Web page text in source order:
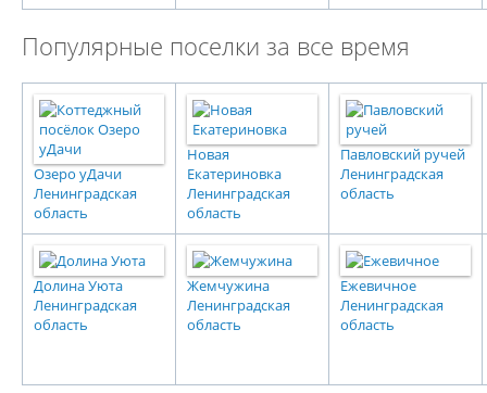
Популярные поселки за все время
Озеро уДачи
Ленинградская
область
Новая
Екатериновка
Ленинградская
область
Павловский ручей
Ленинградская
область
Долина Уюта
Ленинградская
область
Жемчужина
Ленинградская
область
Ежевичное
Ленинградская
область